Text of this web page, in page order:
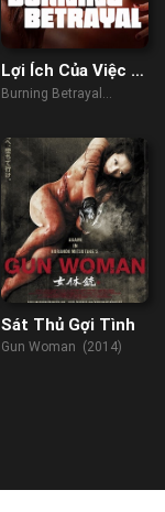
Lợi Ích Của Việc Bị
Phản Bội
Burning Betrayal
Sát Thủ Gợi Tình
Gun Woman (2014)